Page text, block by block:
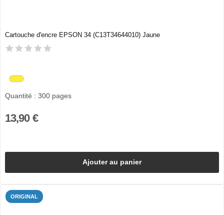
Cartouche d'encre EPSON 34 (C13T34644010) Jaune
Quantité : 300 pages
13,90 €
Ajouter au panier
ORIGINAL